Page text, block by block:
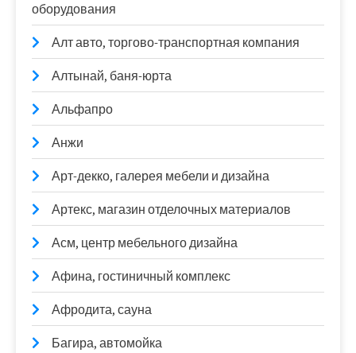
оборудования
Алт авто, торгово-транспортная компания
Алтынай, баня-юрта
Альфапро
Анжи
Арт-декко, галерея мебели и дизайна
Артекс, магазин отделочных материалов
Асм, центр мебельного дизайна
Афина, гостиничный комплекс
Афродита, сауна
Багира, автомойка